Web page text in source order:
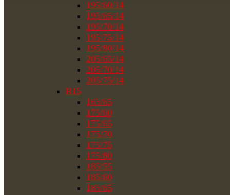
195/60/14
195/65/14
195/70/14
195/75/14
195/80/14
205/65/14
205/70/14
205/75/14
R15
165/65
175/60
175/65
175/70
175/75
175/80
185/55
185/60
185/65